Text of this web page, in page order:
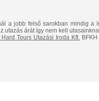
a jobb felső sarokban mindig a
utazás árát így nem kell
Hard Tours Utazási Iroda Kft.BFKH